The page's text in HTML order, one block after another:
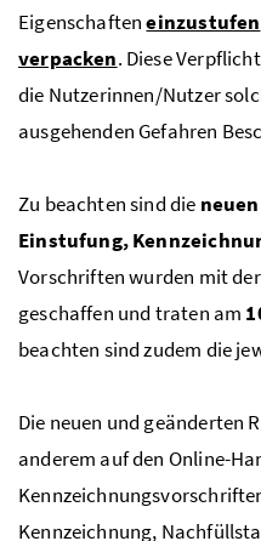
Eigenschafteneinzustufen
verpacken. Diese
die Nutzerinnen/Nutzer
ausgehenden Gefahren
Zu beachten sind die
Einstufung,
Vorschriften wurden mit der
geschaffen und traten am
beachten sind zudem die
Die neuen und geänderten
anderem auf den Online-
Kennzeichnung,